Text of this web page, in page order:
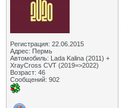
Регистрация: 22.06.2015
Адрес: Пермь
Автомобиль: Lada Kalina (2011) +
XrayCross CVT (2019=>2022)
Возраст: 46
Сообщений: 902